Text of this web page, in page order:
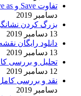
تفاوت Save و Save as در اتوکد-زمان autocad Save as
دسامبر 2019
بزرگ کردن
13 دسامبر 2019
دانلود رایگان
13 دسامبر 2019
تحلیل و بررسی
12 دسامبر 2019
نقد و بررسی
دسامبر 2019